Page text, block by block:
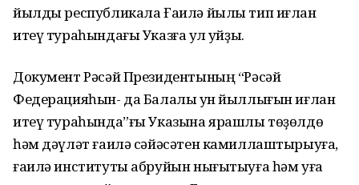
йылды республикала Ғаилә йылы тип иғлан
итеү тураһындағы Указға ҡул ҡуйҙы.
Документ Рәсәй Президентының “Рәсәй
Федерацияһын- да Балалыҡ ун йыллығын иғлан
итеү тураһында”ғы Указына ярашлы төҙөлдө
һәм дәүләт ғаилә сәйәсәтен камиллаштырыуға,
ғаилә институты абруйын нығытыуға һәм уға